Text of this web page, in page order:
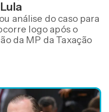
análise do caso para
logo após o
da MP da Taxação